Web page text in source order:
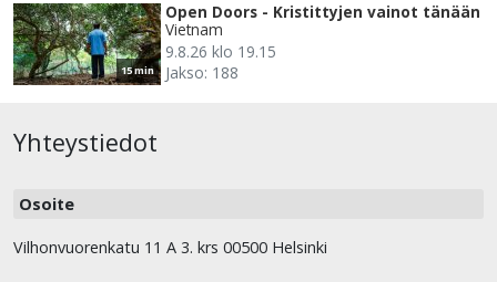
15 min
Open Doors - Kristittyjen vainot tänään
Vietnam
9.8.26 klo 19.15
Jakso: 188
Yhteystiedot
Osoite
Vilhonvuorenkatu 11 A 3. krs 00500 Helsinki